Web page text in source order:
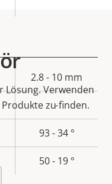
Eigentumswert
2.8 - 10 mm
-
93 - 34 °
50 - 19 °
Lösung. Verwenden
zu finden.